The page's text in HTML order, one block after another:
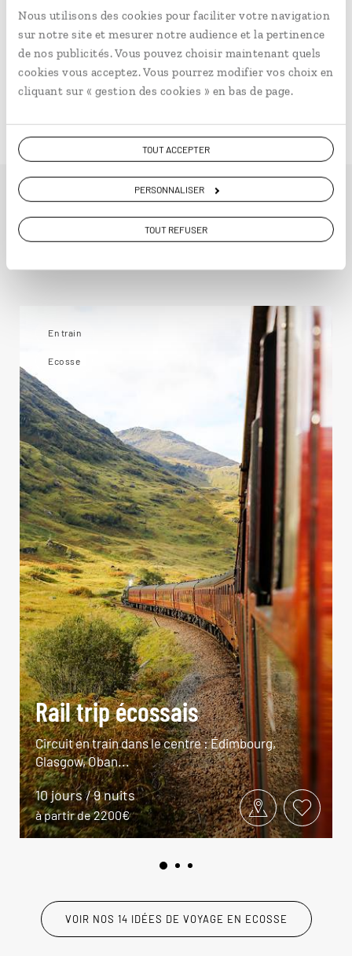
Nous utilisons des cookies pour faciliter votre navigation
sur notre site et mesurer notre audience et la pertinence
de nos publicités. Vous pouvez choisir maintenant quels
cookies vous acceptez. Vous pourrez modifier vos choix en
cliquant sur « gestion des cookies » en bas de page.
TOUT ACCEPTER
PERSONNALISER
TOUT REFUSER
ancien navire de la famille royale. Les plus intrépides
ne manqueront pas de frissonner en passant la nuit
dans un château hanté, et de se dépenser à l’occasion
d’une descente en kayak sur la rivière Bruar. Enfin,
ceux qui ont le pied marin auront l’opportunité
lors d’une sortie en bateau dans la baie de Moray.
Idées de voyage en
En train
Ecosse
Rail trip écossais
Circuit en train dans le centre : Édimbourg,
Glasgow, Oban...
10 jours / 9 nuits
à partir de 2200€
VOIR NOS 14 IDÉES DE VOYAGE EN ECOSSE